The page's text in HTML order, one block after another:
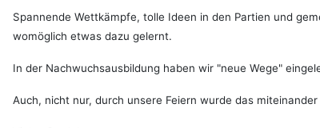
Spannende Wettkämpfe, tolle Ideen in den Partien und
womöglich etwas dazu gelernt.
In der Nachwuchsausbildung haben wir "neue Wege"
Auch, nicht nur, durch unsere Feiern wurde das